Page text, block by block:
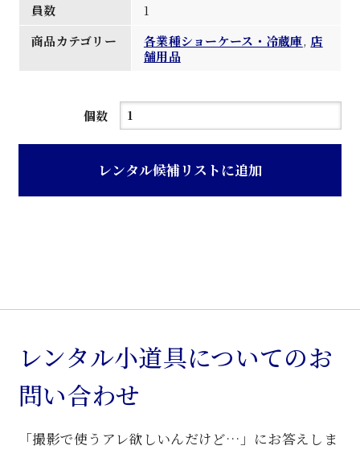
員数
1
商品カテゴリー
各業種ショーケース・冷蔵庫, 店
舗用品
個数
白
ラ
シ
ョ
ー
ー
レンタル候補リストに追加
レンタル小道具についてのお
問い合わせ
「撮影で使うアレ欲しいんだけど…」にお答えしま